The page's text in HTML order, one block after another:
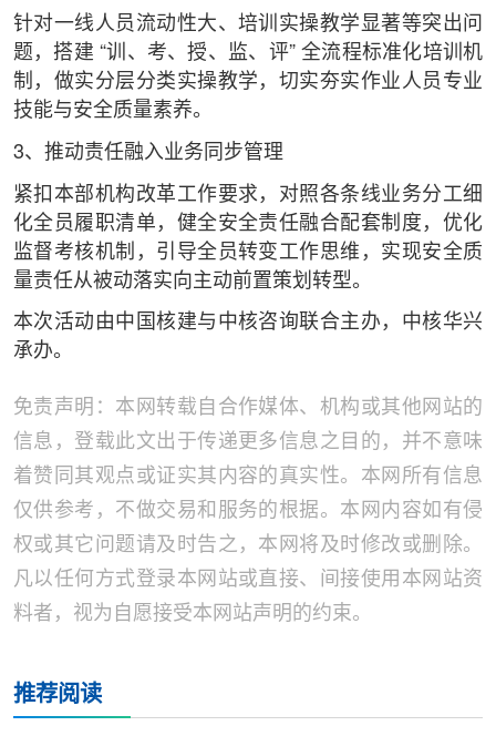
针对一线人员流动性大、培训实操教学显著等突出问
题，搭建 “训、考、授、监、评” 全流程标准化培训机
制，做实分层分类实操教学，切实夯实作业人员专业
技能与安全质量素养。
3、推动责任融入业务同步管理
紧扣本部机构改革工作要求，对照各条线业务分工细
化全员履职清单，健全安全责任融合配套制度，优化
监督考核机制，引导全员转变工作思维，实现安全质
量责任从被动落实向主动前置策划转型。
本次活动由中国核建与中核咨询联合主办，中核华兴
承办。
免责声明：本网转载自合作媒体、机构或其他网站的
信息，登载此文出于传递更多信息之目的，并不意味
着赞同其观点或证实其内容的真实性。本网所有信息
仅供参考，不做交易和服务的根据。本网内容如有侵
权或其它问题请及时告之，本网将及时修改或删除。
凡以任何方式登录本网站或直接、间接使用本网站资
料者，视为自愿接受本网站声明的约束。
推荐阅读